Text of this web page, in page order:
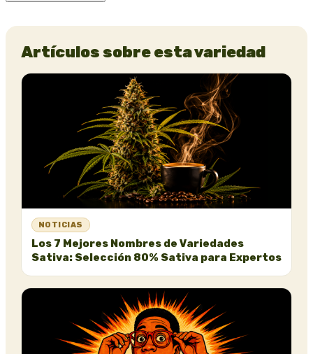
Artículos sobre esta variedad
NOTICIAS
Los 7 Mejores Nombres de Variedades
Sativa: Selección 80% Sativa para Expertos